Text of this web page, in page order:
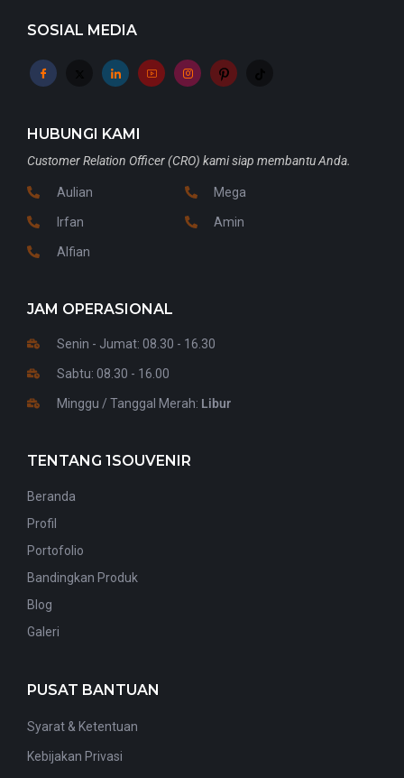
SOSIAL MEDIA
HUBUNGI KAMI
Customer Relation Officer (CRO) kami siap membantu Anda.
Aulian
Irfan
Alfian
Mega
Amin
JAM OPERASIONAL
Senin - Jumat: 08.30 - 16.30
Sabtu: 08.30 - 16.00
Minggu / Tanggal Merah: Libur
TENTANG 1SOUVENIR
Beranda
Profil
Portofolio
Bandingkan Produk
Blog
Galeri
PUSAT BANTUAN
Syarat & Ketentuan
Kebijakan Privasi